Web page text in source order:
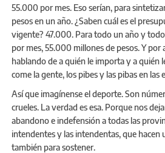
55.000 por mes. Eso serían, para
pesos en un año. ¿Saben cuál es el
vigente? 47.000. Para todo un año y
por mes, 55.000 millones de pesos. Y
hablando de a quién le importa y a quién
come la gente, los pibes y las pibas en las
Así que imagínense el deporte. Son
crueles. La verdad es esa. Porque nos
abandono e indefensión a todas las
intendentes y las intendentas, que
también para sostener.